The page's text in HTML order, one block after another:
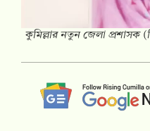
কুমিল্লার নতুন জেলা প্রশাসক